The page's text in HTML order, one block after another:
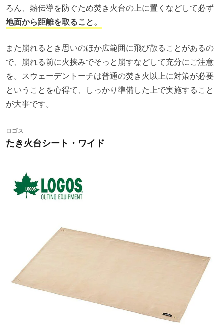
ろん、熱伝導を防ぐため焚き火台の上に置くなどして必ず
地面から距離を取ること。
また崩れるとき思いのほか広範囲に飛び散ることがあるの
で、崩れる前に火挟みでそっと崩すなどして充分にご注意
を。スウェーデントーチは普通の焚き火以上に対策が必要
ということを心得て、しっかり準備した上で実施すること
が大事です。
ロゴス
たき火台シート・ワイド